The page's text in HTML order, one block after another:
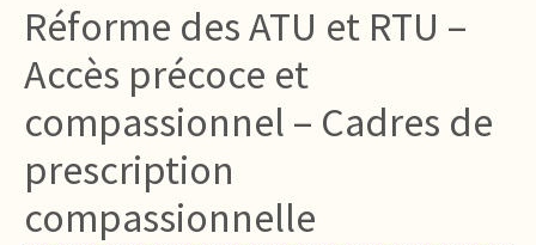
Réforme des ATU et RTU –
Accès précoce et
compassionnel – Cadres de
prescription
compassionnelle